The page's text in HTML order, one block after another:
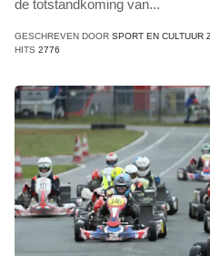
de totstandkoming van...
GESCHREVEN DOOR SPORT EN CULTUUR
HITS 2776